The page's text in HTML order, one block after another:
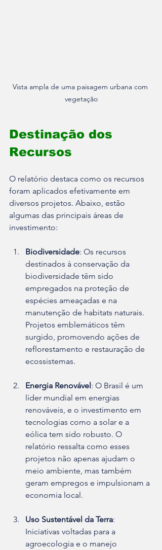
Vista ampla de uma paisagem urbana com
vegetação
Destinação dos
Recursos
O relatório destaca como os recursos
foram aplicados efetivamente em
diversos projetos. Abaixo, estão
algumas das principais áreas de
investimento:
Biodiversidade: Os recursos
destinados à conservação da
biodiversidade têm sido
empregados na proteção de
espécies ameaçadas e na
manutenção de habitats naturais.
Projetos emblemáticos têm
surgido, promovendo ações de
reflorestamento e restauração de
ecossistemas.
Energia Renovável: O Brasil é um
líder mundial em energias
renováveis, e o investimento em
tecnologias como a solar e a
eólica tem sido robusto. O
relatório ressalta como esses
projetos não apenas ajudam o
meio ambiente, mas também
geram empregos e impulsionam a
economia local.
Uso Sustentável da Terra:
Iniciativas voltadas para a
agroecologia e o manejo